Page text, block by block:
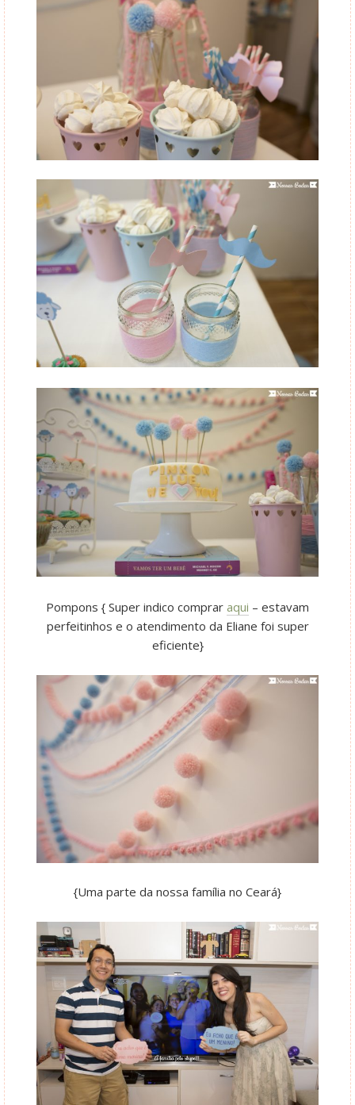
Pompons { Super indico comprar aqui – estavam
perfeitinhos e o atendimento da Eliane foi super
eficiente}
{Uma parte da nossa família no Ceará}